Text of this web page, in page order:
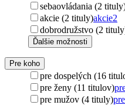
sebaovládania (2
akcie (2 tituly)akcie2
dobrodružstvo (2
Ďalšie možnosti
Pre koho
pre dospelých (16
pre ženy (11 titulov)
pre mužov (4 tituly)